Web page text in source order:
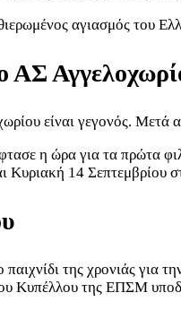
αγιασμός του
ΑΣ
είναι γεγονός. Μετά
η ώρα για τα πρώτα
Κυριακή 14
της χρονιάς για
Κυπέλλου της ΕΠΣΜ